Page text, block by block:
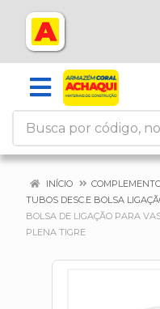
INÍCIO
TUBOS DESC.E BOLSA
BOLSA DE LIGAÇÃO PARA
PLENA TIGRE